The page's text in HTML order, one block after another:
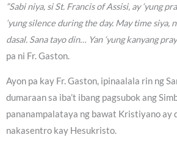
“Sabi niya, si St. Francis of Assisi, ay ‘yung
‘yung silence during the day. May time siya,
dasal. Sana tayo din… Yan ‘yung kanyang
pa ni Fr. Gaston.
Ayon pa kay Fr. Gaston, ipinaalala rin ng
dumaraan sa iba’t ibang pagsubok ang
pananampalataya ng bawat Kristiyano ay
nakasentro kay Hesukristo.